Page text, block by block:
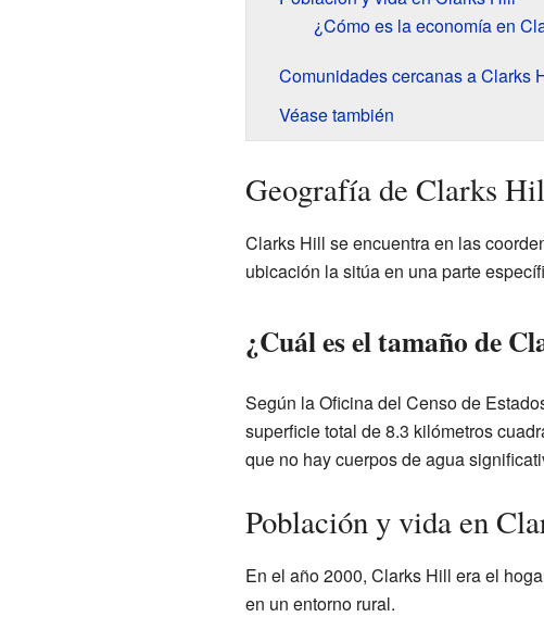
¿Cómo es la economía en
Comunidades cercanas a Clarks
Véase también
Geografía de Clarks
Clarks Hill se encuentra en las
ubicación la sitúa en una parte
¿Cuál es el tamaño de
Según la Oficina del Censo de
superficie total de 8.3 kilómetros
que no hay cuerpos de agua
Población y vida en
En el año 2000, Clarks Hill era el
en un entorno rural.